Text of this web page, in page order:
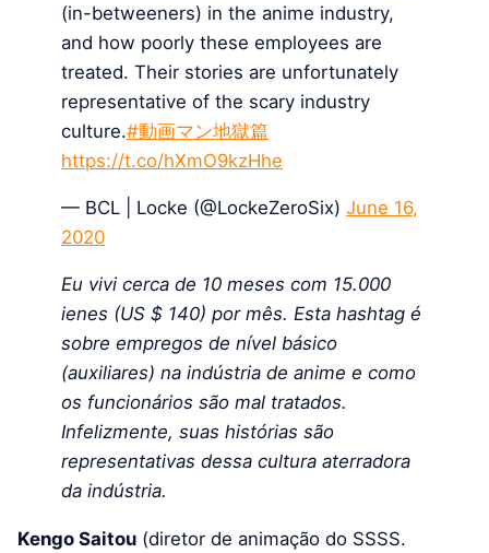
(in-betweeners) in the anime industry,
and how poorly these employees are
treated. Their stories are unfortunately
representative of the scary industry
culture.#動画マン地獄篇
https://t.co/hXmO9kzHhe
— BCL | Locke (@LockeZeroSix) June 16,
2020
Eu vivi cerca de 10 meses com 15.000
ienes (US $ 140) por mês. Esta hashtag é
sobre empregos de nível básico
(auxiliares) na indústria de anime e como
os funcionários são mal tratados.
Infelizmente, suas histórias são
representativas dessa cultura aterradora
da indústria.
Kengo Saitou (diretor de animação do SSSS.